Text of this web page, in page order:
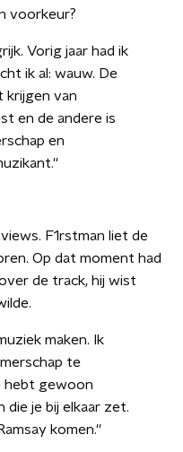
voorkeur?
Vorig jaar had ik
ik al: wauw. De
krijgen van
en de andere is
en
F1rstman liet de
Op dat moment had
de track, hij wist
maken. Ik
te
hebt gewoon
die je bij elkaar zet.
komen.''